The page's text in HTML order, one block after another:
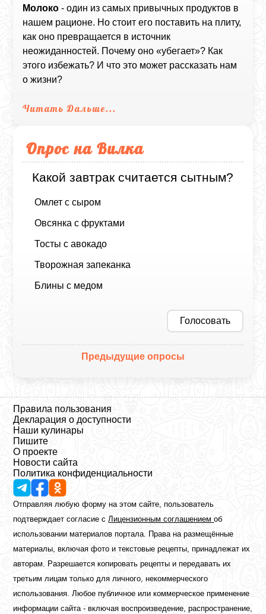
Молоко - один из самых привычных продуктов в
нашем рационе. Но стоит его поставить на плиту,
как оно превращается в источник
неожиданностей. Почему оно «убегает»? Как
этого избежать? И что это может рассказать нам
о жизни?
Читать Дальше...
Опрос на Вилка
Какой завтрак считается сытным?
Омлет с сыром
Овсянка с фруктами
Тосты с авокадо
Творожная запеканка
Блины с медом
Голосовать
Предыдущие опросы
Правила пользования
Декларация о доступности
Наши кулинары
Пишите
О проекте
Новости сайта
Политика конфиденциальности
Отправляя любую форму на этом сайте, пользователь
подтверждает согласие сЛицензионным соглашениемоб
использовании материалов портала. Права на размещённые
материалы, включая фото и текстовые рецепты, принадлежат их
авторам. Разрешается копировать рецепты и передавать их
третьим лицам только для личного, некоммерческого
использования. Любое публичное или коммерческое применение
информации сайта - включая воспроизведение, распространение,